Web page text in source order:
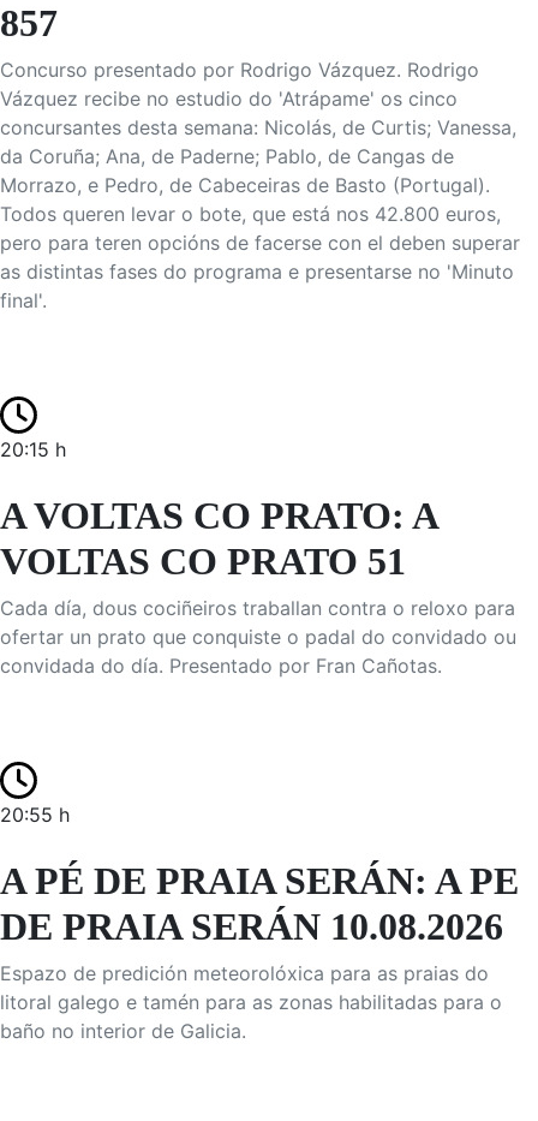
857
Concurso presentado por Rodrigo Vázquez. Rodrigo
Vázquez recibe no estudio do 'Atrápame' os cinco
concursantes desta semana: Nicolás, de Curtis; Vanessa,
da Coruña; Ana, de Paderne; Pablo, de Cangas de
Morrazo, e Pedro, de Cabeceiras de Basto (Portugal).
Todos queren levar o bote, que está nos 42.800 euros,
pero para teren opcións de facerse con el deben superar
as distintas fases do programa e presentarse no 'Minuto
final'.
20:15 h
A VOLTAS CO PRATO: A
VOLTAS CO PRATO 51
Cada día, dous cociñeiros traballan contra o reloxo para
ofertar un prato que conquiste o padal do convidado ou
convidada do día. Presentado por Fran Cañotas.
20:55 h
A PÉ DE PRAIA SERÁN: A PE
DE PRAIA SERÁN 10.08.2026
Espazo de predición meteorolóxica para as praias do
litoral galego e tamén para as zonas habilitadas para o
baño no interior de Galicia.